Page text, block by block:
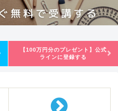
【100万円分のプレゼント】公式
ラインに登録する